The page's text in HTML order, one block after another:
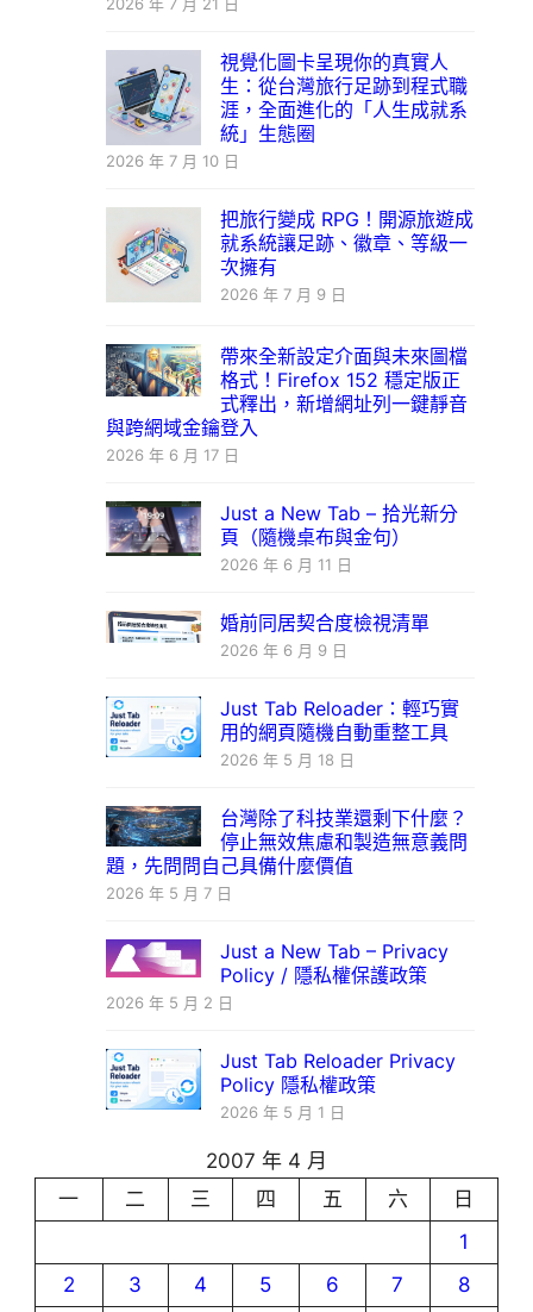
視覺化圖卡呈現你的真實人
生：從台灣旅行足跡到程式職
涯，全面進化的「人生成就系
統」生態圈
2026 年 7 月 10 日
把旅行變成 RPG！開源旅遊成
就系統讓足跡、徽章、等級一
次擁有
2026 年 7 月 9 日
帶來全新設定介面與未來圖檔
格式！Firefox 152 穩定版正
式釋出，新增網址列一鍵靜音
與跨網域金鑰登入
2026 年 6 月 17 日
Just a New Tab – 拾光新分
頁（隨機桌布與金句）
2026 年 6 月 11 日
婚前同居契合度檢視清單
2026 年 6 月 9 日
Just Tab Reloader：輕巧實
用的網頁隨機自動重整工具
2026 年 5 月 18 日
台灣除了科技業還剩下什麼？
停止無效焦慮和製造無意義問
題，先問問自己具備什麼價值
2026 年 5 月 7 日
Just a New Tab – Privacy
Policy / 隱私權保護政策
2026 年 5 月 2 日
Just Tab Reloader Privacy
Policy 隱私權政策
2026 年 5 月 1 日
2007 年 4 月
一
二 三 四 五 六
日
1
2
3 4 5 6 7
8